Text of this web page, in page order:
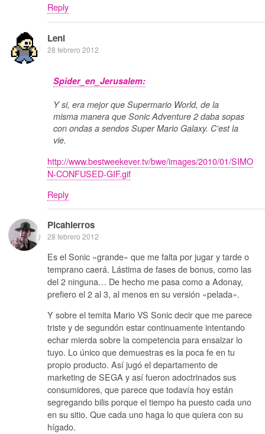
Reply
Leni
28 febrero 2012
Spider_en_Jerusalem:
Y si, era mejor que Supermario World, de la
misma manera que Sonic Adventure 2 daba sopas
con ondas a sendos Super Mario Galaxy. C’est la
vie.
http://www.bestweekever.tv/bwe/images/2010/01/SIMO
N-CONFUSED-GIF.gif
Reply
Picahierros
28 febrero 2012
Es el Sonic «grande» que me falta por jugar y tarde o
temprano caerá. Lástima de fases de bonus, como las
del 2 ninguna… De hecho me pasa como a Adonay,
prefiero el 2 al 3, al menos en su versión «pelada».
Y sobre el temita Mario VS Sonic decir que me parece
triste y de segundón estar continuamente intentando
echar mierda sobre la competencia para ensalzar lo
tuyo. Lo único que demuestras es la poca fe en tu
propio producto. Así jugó el departamento de
marketing de SEGA y así fueron adoctrinados sus
consumidores, que parece que todavía hoy están
segregando bilis porque el tiempo ha puesto cada uno
en su sitio. Que cada uno haga lo que quiera con su
hígado.